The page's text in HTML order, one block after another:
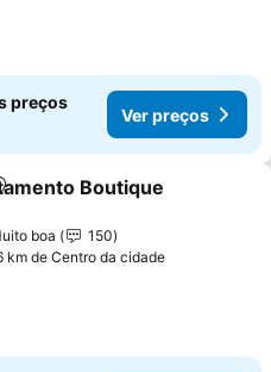
preços
Ver preços
aos favoritos
Boutique
boa
150
km de Centro da cidade